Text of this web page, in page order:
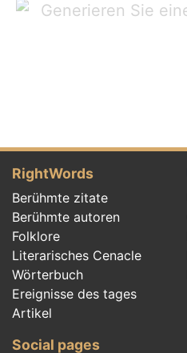
RightWords
Berühmte zitate
Berühmte autoren
Folklore
Literarisches Cenacle
Wörterbuch
Ereignisse des tages
Artikel
Social pages